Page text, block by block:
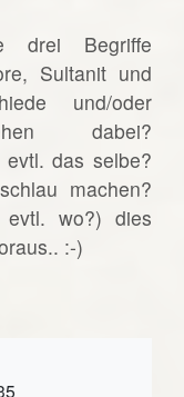
drei Begriffe
Sultanit und
und/oder
dabei?
das selbe?
machen?
wo?) dies
:-)